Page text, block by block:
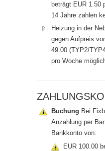
beträgt EUR 1.50
14 Jahre zahlen
Heizung in der
gegen Aufpreis
49.00 (TYP2/
pro Woche
Buchung Bei
Anzahlung per
Bankkonto von:
EUR 100.00